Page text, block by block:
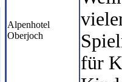
Alpenhotel
Oberjoch
für